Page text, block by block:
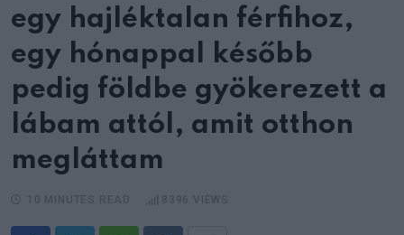
egy hajléktalan férfihoz,
egy hónappal később
pedig földbe gyökerezett a
lábam attól, amit otthon
megláttam